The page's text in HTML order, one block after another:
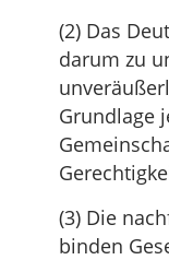
(2) Das
darum zu
Grundlage
(3) Die
binden